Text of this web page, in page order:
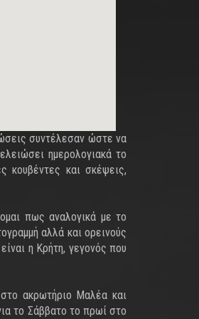
συντέλεσαν ώστε να
ημερολογιακά το
κουβέντες και σκέψεις,
πως αναλογικά με το
αλλά και ορεινούς
η Κρήτη, γεγονός που
ακρωτήριο Μαλέα και
το Σάββατο το πρωί στο